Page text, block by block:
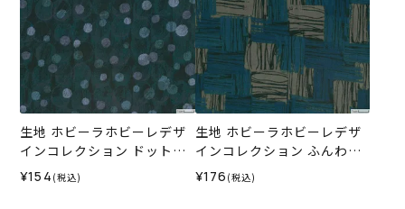
生地 ホビーラホビーレデザ
インコレクション ドットボ
ーダー＜7G＞
¥154 (税込)
生地 ホビーラホビーレデザ
インコレクション ふんわり
コットン バスケット＜2N＞
¥176 (税込)